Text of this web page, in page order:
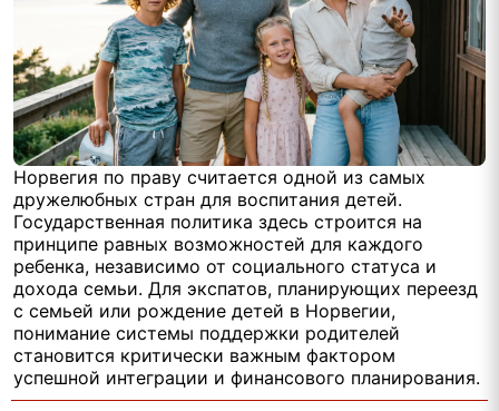
Норвегия по праву считается одной из самых
дружелюбных стран для воспитания детей.
Государственная политика здесь строится на
принципе равных возможностей для каждого
ребенка, независимо от социального статуса и
дохода семьи. Для экспатов, планирующих переезд
с семьей или рождение детей в Норвегии,
понимание системы поддержки родителей
становится критически важным фактором
успешной интеграции и финансового планирования.